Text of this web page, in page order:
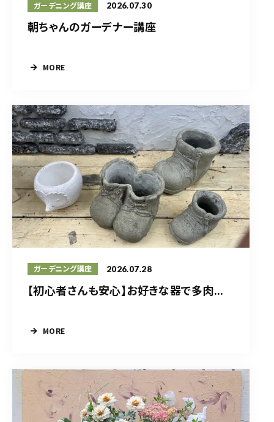
ガーデニング講座 2026.07.30
朝ちゃんのガーデナー講座
MORE
ガーデニング講座 2026.07.28
【初心者さんも安心】お好きな器で多肉...
MORE